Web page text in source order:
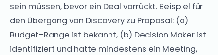
sein müssen, bevor ein Deal vorrückt. Beispiel für
den Übergang von Discovery zu Proposal: (a)
Budget-Range ist bekannt, (b) Decision Maker ist
identifiziert und hatte mindestens ein Meeting,